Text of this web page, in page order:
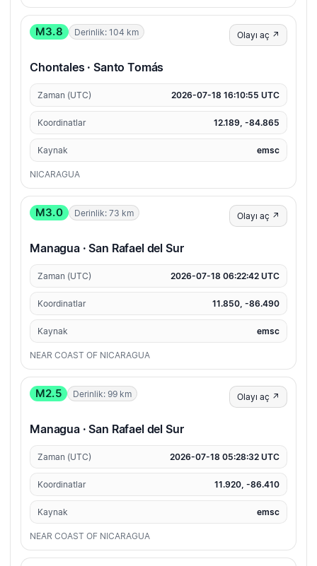
M3.8 Derinlik: 104 km Olayı aç ↗
Chontales · Santo Tomás
Zaman (UTC) 2026-07-18 16:10:55 UTC
Koordinatlar 12.189, -84.865
Kaynak emsc
NICARAGUA
M3.0 Derinlik: 73 km Olayı aç ↗
Managua · San Rafael del Sur
Zaman (UTC) 2026-07-18 06:22:42 UTC
Koordinatlar 11.850, -86.490
Kaynak emsc
NEAR COAST OF NICARAGUA
M2.5 Derinlik: 99 km Olayı aç ↗
Managua · San Rafael del Sur
Zaman (UTC) 2026-07-18 05:28:32 UTC
Koordinatlar 11.920, -86.410
Kaynak emsc
NEAR COAST OF NICARAGUA